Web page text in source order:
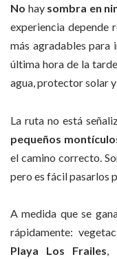
No hay sombra en
experiencia depende
más agradables para
última hora de la
agua, protector solar
La ruta no está
pequeños
el camino correcto.
pero es fácil pasarlos
A medida que se
rápidamente:
Playa Los Frailes,